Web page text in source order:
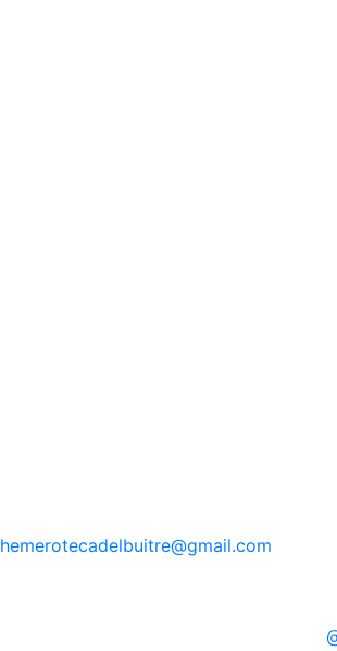
hemerotecadelbuitre@gmail.com